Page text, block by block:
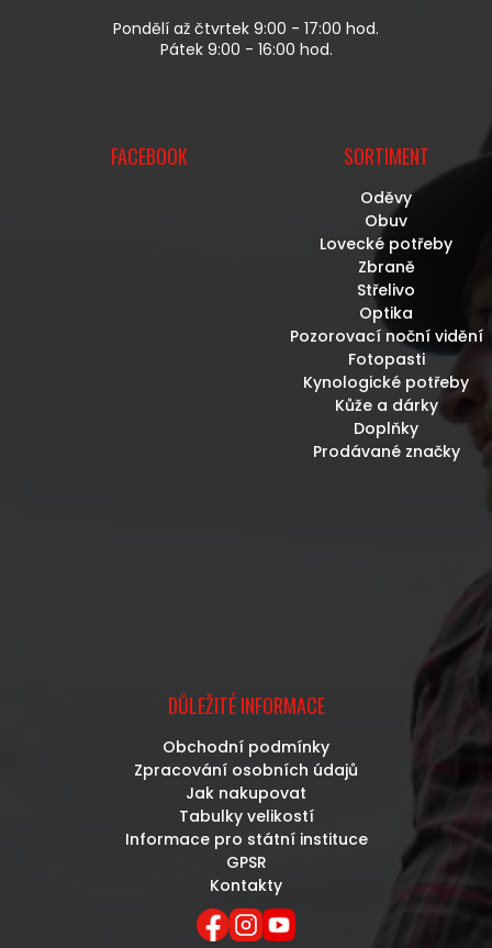
Pondělí až čtvrtek 9:00 - 17:00 hod.
Pátek 9:00 - 16:00 hod.
FACEBOOK SORTIMENT
Oděvy
Obuv
Lovecké potřeby
Zbraně
Střelivo
Optika
Pozorovací noční vidění
Fotopasti
Kynologické potřeby
Kůže a dárky
Doplňky
Prodávané značky
DŮLEŽITÉ INFORMACE
Obchodní podmínky
Zpracování osobních údajů
Jak nakupovat
Tabulky velikostí
Informace pro státní instituce
GPSR
Kontakty